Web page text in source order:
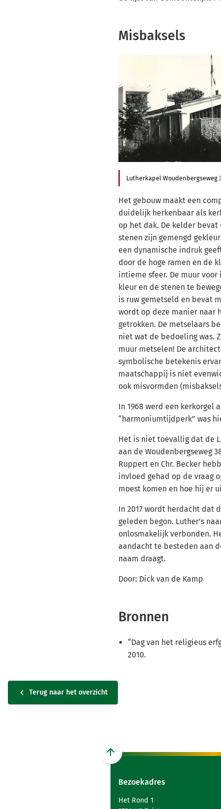
Misbaksels
Lutherkapel Woudenbergseweg
Het gebouw maakt een
duidelijk herkenbaar als
op het dak. De kelder bevat
stenen zijn gemengd
een dynamische indruk
door de hoge ramen en de
intieme sfeer. De muur
kleur en de stenen te
is ruw gemetseld en bevat
wordt op deze manier naar
getrokken. De metselaars
niet wat de bedoeling was.
muur metselen! De
symbolische betekenis
maatschappij is niet
ook misvormden
In 1968 werd een kerkorgel
“harmoniumtijdperk” was
Het is niet toevallig dat de
aan de Woudenbergseweg
Ruppert en Chr. Becker
invloed gehad op de vraag
moest komen en hoe hij er
In 2017 wordt herdacht dat
geleden begon. Luther’s
onlosmakelijk verbonden.
aandacht te besteden aan
naam draagt.
Door: Dick van de Kamp
Bronnen
“Dag van het religieus
2010.
Terug naar het overzicht
Scroll
boven
Bezoekadres
Het Rond 1